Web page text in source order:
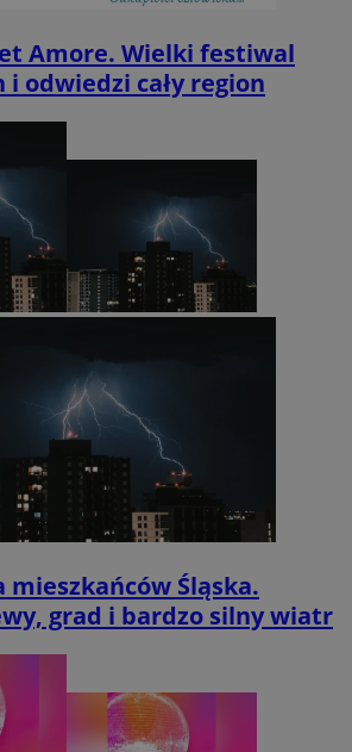
Amore. Wielki festiwal
i odwiedzi cały region
mieszkańców Śląska.
grad i bardzo silny wiatr